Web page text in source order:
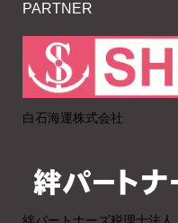
PARTNER
白石海運株式会社